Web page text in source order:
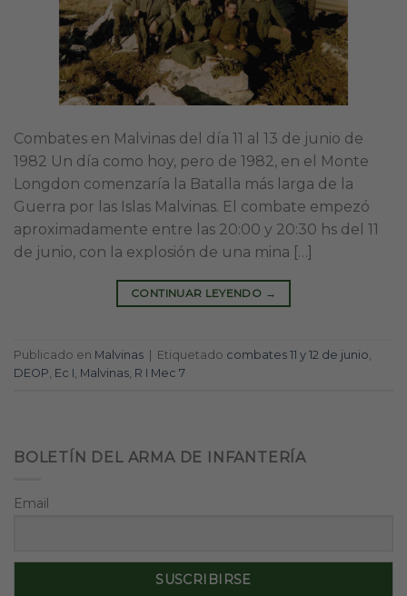
Combates en Malvinas del día 11 al 13 de junio de
1982 Un día como hoy, pero de 1982, en el Monte
Longdon comenzaría la Batalla más larga de la
Guerra por las Islas Malvinas. El combate empezó
aproximadamente entre las 20:00 y 20:30 hs del 11
de junio, con la explosión de una mina […]
CONTINUAR LEYENDO →
Publicado en Malvinas Etiquetado combates 11 y 12 de junio
DEOP Ec I Malvinas R I Mec 7
BOLETÍN DEL ARMA DE INFANTERÍA
Email